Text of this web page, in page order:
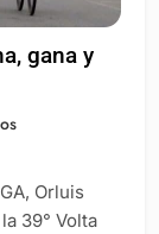
gana y
Orluis
39° Volta